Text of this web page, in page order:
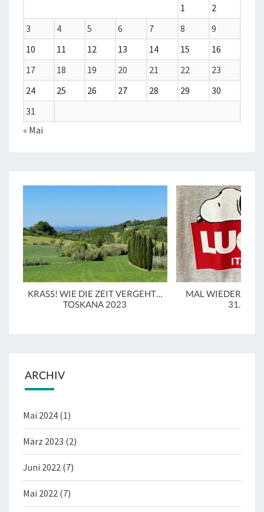
1
2
3
4 5 6 7 8
9
10
11 12 13 14 15
16
17
18 19 20 21 22
23
24
25 26 27 28 29
30
31
« Mai
KRASS! WIE DIE ZEIT VERGEHT…
TOSKANA 2023
MAL WIEDER IN
ARCHIV
Mai 2024 (1)
März 2023 (2)
Juni 2022 (7)
Mai 2022 (7)